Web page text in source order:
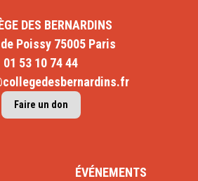
DES BERNARDINS
Poissy 75005 Paris
01 53 10 74 44
Faire un don
ÉVÉNEMENTS